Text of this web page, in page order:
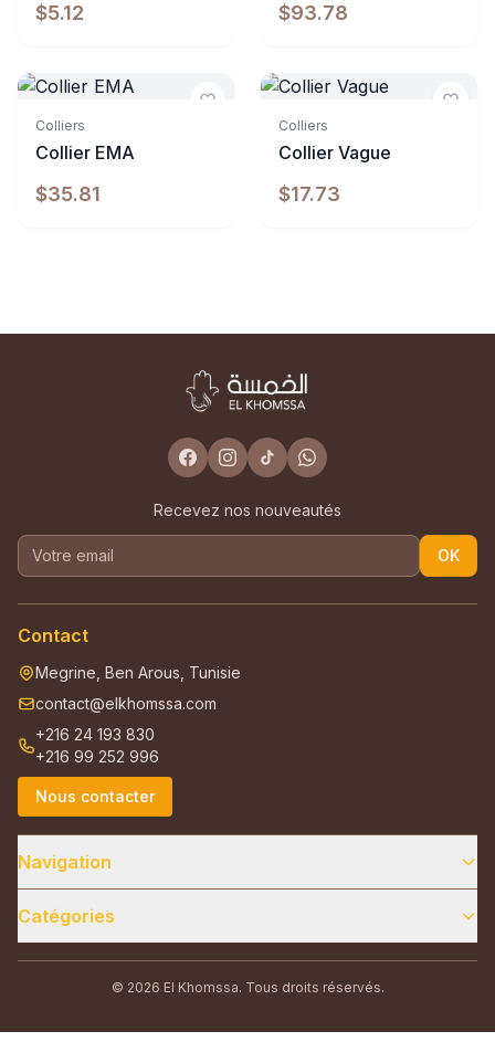
$5.12 $93.78
Colliers
Collier EMA
$35.81
Colliers
Collier Vague
$17.73
Recevez nos nouveautés
OK
Contact
Megrine, Ben Arous, Tunisie
contact@elkhomssa.com
+216 24 193 830
+216 99 252 996
Nous contacter
Navigation
Catégories
© 2026 El Khomssa. Tous droits réservés.